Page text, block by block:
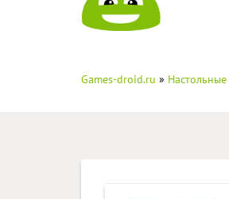
Games-droid.ru » Настольные